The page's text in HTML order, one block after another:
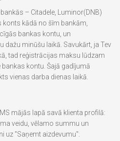
– Citadele, Luminor(DNB)
konts kādā no šīm bankām,
bankas kontu, un
minūšu laikā. Savukārt, ja Tev
tad reģistrācijas maksu lūdzam
bankas kontu. Šajā gadījumā
vienas darba dienas laikā.
mājās lapā savā klienta profilā:
veidu, vēlamo summu un
uz "Saņemt aizdevumu".